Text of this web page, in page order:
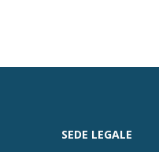
SEDE LEGALE